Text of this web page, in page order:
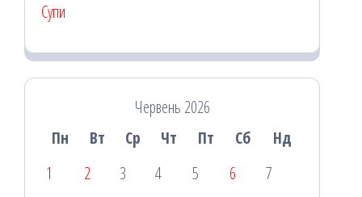
Супи
Червень 2026
Пн
Вт Ср Чт Пт Сб
Нд
1
2 3 4 5 6
7